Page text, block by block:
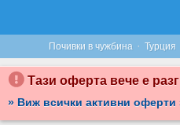
Почивки в чужбина · Турция
Тази оферта вече е
» Виж всички активни оферти